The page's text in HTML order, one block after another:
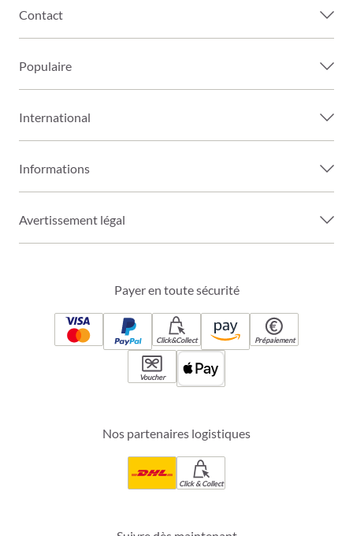
Contact
Populaire
International
Informations
Avertissement légal
Payer en toute sécurité
Click&Collect Prépaiement
Voucher
Nos partenaires logistiques
Click & Collect